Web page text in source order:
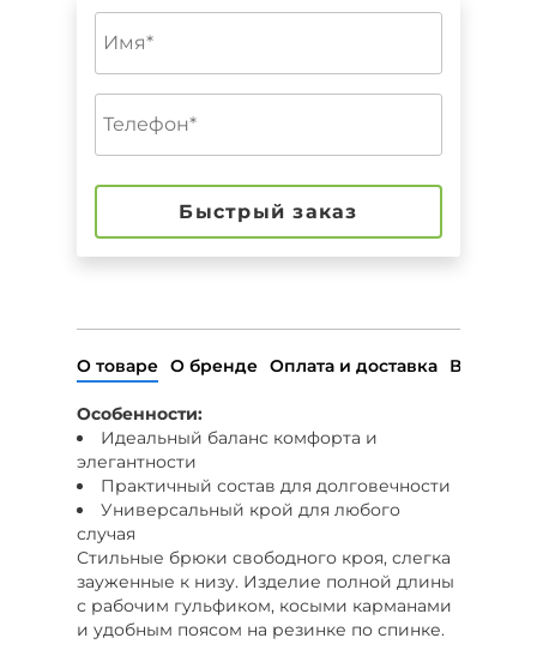
Быстрый заказ
О товаре О бренде Оплата и доставка Возврат
Особенности:
Идеальный баланс комфорта и
элегантности
Практичный состав для долговечности
Универсальный крой для любого
случая
Стильные брюки свободного кроя, слегка
зауженные к низу. Изделие полной длины
с рабочим гульфиком, косыми карманами
и удобным поясом на резинке по спинке.